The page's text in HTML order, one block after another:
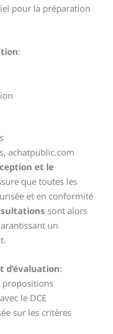
pour la préparation
:
achatpublic.com
et le
que toutes les
et en conformité
sont alors
un
d’évaluation:
propositions
le DCE
sur les critères